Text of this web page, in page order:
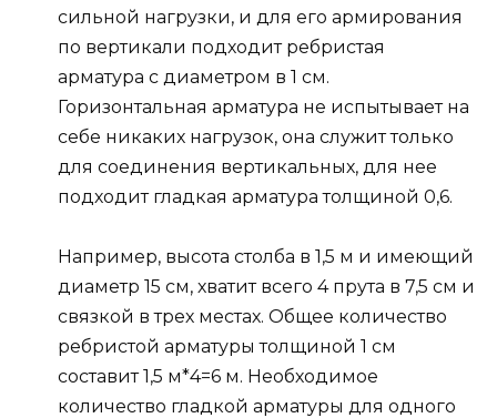
сильной нагрузки, и для его армирования
по вертикали подходит ребристая
арматура с диаметром в 1 см.
Горизонтальная арматура не испытывает на
себе никаких нагрузок, она служит только
для соединения вертикальных, для нее
подходит гладкая арматура толщиной 0,6.
Например, высота столба в 1,5 м и имеющий
диаметр 15 см, хватит всего 4 прута в 7,5 см и
связкой в трех местах. Общее количество
ребристой арматуры толщиной 1 см
составит 1,5 м*4=6 м. Необходимое
количество гладкой арматуры для одного